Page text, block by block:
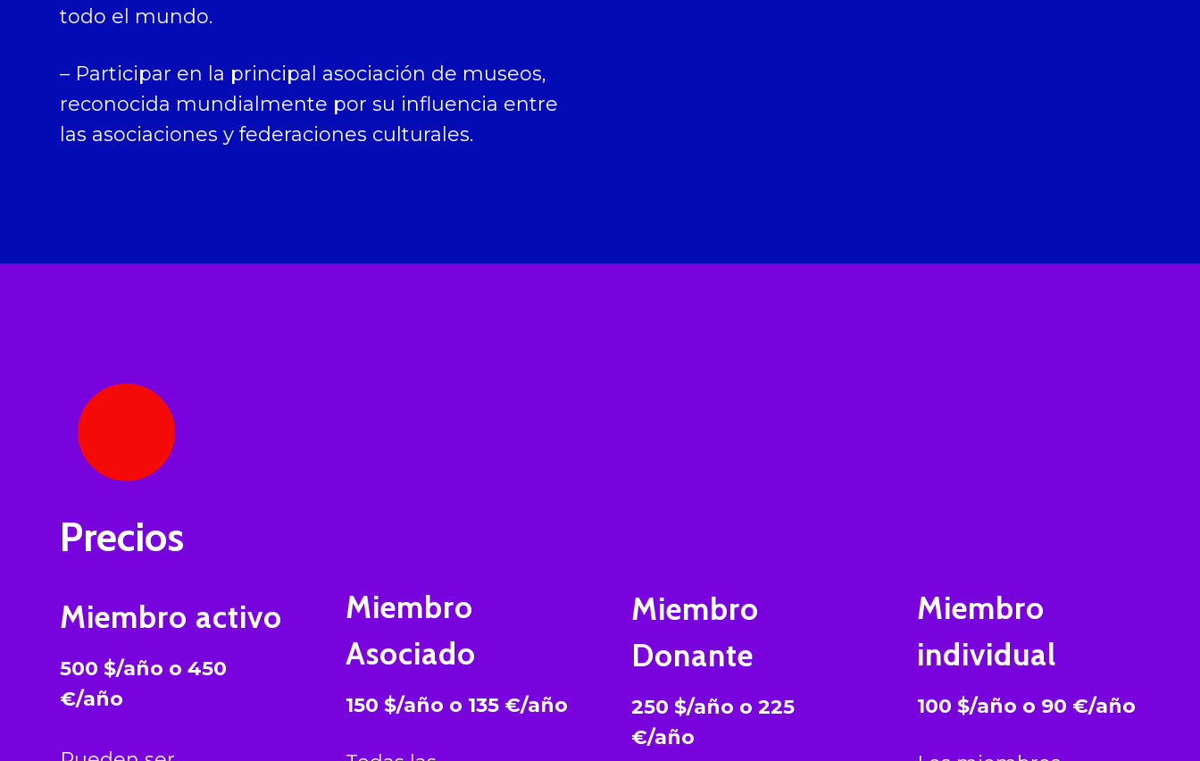
todo el mundo.
– Participar en la principal asociación de museos,
reconocida mundialmente por su influencia entre
las asociaciones y federaciones culturales.
•
Precios
Miembro activo
500 $/año o 450
€/año
Miembro
Asociado
150 $/año o 135 €/año
Miembro
Donante
250 $/año o 225
€/año
Miembro
individual
100 $/año o 90 €/año